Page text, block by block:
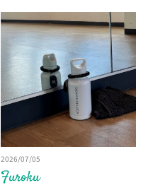
Furoku
2026/07/05